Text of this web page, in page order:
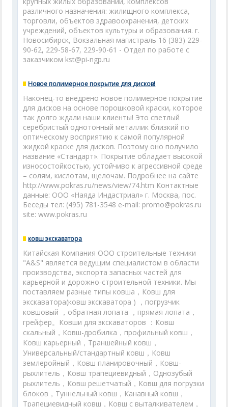
различного назначения: жилищного комплекса,
торговли, объектов здравоохранения, детских
учреждений, объектов культуры и образования. г.
Новосибирск, Вокзальная магистраль 16 (383) 229-
90-62, 229-58-67, 229-90-61 - Отдел по работе с
заказчиком kst@pi-ngp.ru
Новое полимерное покрытие для дисков!
Наконец-то внедрено новое полимерное покрытие
для дисков на основе порошковой краски, которое
так долго ждали наши клиенты! Это светлый
серебристый однотонный металлик близкий по
оптическому восприятию к самой популярной
жидкой краске для дисков. Поэтому оно получило
название «Стандарт». Покрытие обладает высокой
износостойкостью, устойчиво к агрессивной среде
– солям, кислотам, щелочам. Подробнее на сайте
http://www.pokras.ru/news/view/74.htm Контактные
данные: ООО «Наяда Индастриал» г. Москва, пос.
Беседы тел: (495) 781-3548 e-mail: promo@pokras.ru
site: www.pokras.ru
ковш экскаватора
Китайская Компания ООО строительные техники
"A&S" является ведущим специалистом в области
производства, экспорта запасных частей для
карьерной и дорожно-строительной техники. Мы
поставляем разные типы ковша，Ковш для
экскаватора(ковш экскаватора ) ，погрузчик
ковшовый ，обратная лопата ，прямая лопата，
грейфер。Ковши для экскаваторов ：Ковш
скальный，Ковш-дробилка，профильный ковш，
Ковш карьерный，Траншейный ковш，
Универсальный/стандартный ковш，Ковш
землеройный，Ковш планировочный，Ковш-
рыхлитель，Ковш трапециевидный，Однозубый
рыхлитель，Ковш решетчатый，Ковш для погрузки
блоков，Туннельный ковш，Канавный ковш，
Трапециевидный ковш，Ковш с выталкивателем，